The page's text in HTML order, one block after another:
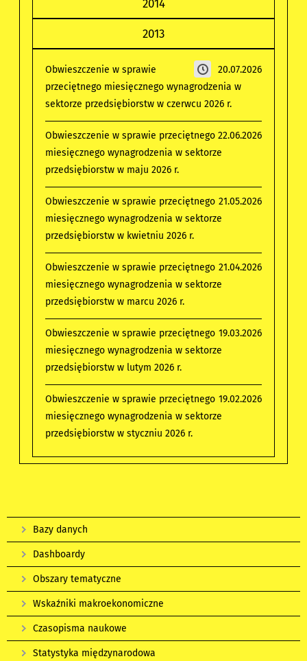
2014
2013
20.07.2026
Obwieszczenie w sprawie
przeciętnego miesięcznego wynagrodzenia w
sektorze przedsiębiorstw w czerwcu 2026 r.
22.06.2026
Obwieszczenie w sprawie przeciętnego
miesięcznego wynagrodzenia w sektorze
przedsiębiorstw w maju 2026 r.
21.05.2026
Obwieszczenie w sprawie przeciętnego
miesięcznego wynagrodzenia w sektorze
przedsiębiorstw w kwietniu 2026 r.
21.04.2026
Obwieszczenie w sprawie przeciętnego
miesięcznego wynagrodzenia w sektorze
przedsiębiorstw w marcu 2026 r.
19.03.2026
Obwieszczenie w sprawie przeciętnego
miesięcznego wynagrodzenia w sektorze
przedsiębiorstw w lutym 2026 r.
19.02.2026
Obwieszczenie w sprawie przeciętnego
miesięcznego wynagrodzenia w sektorze
przedsiębiorstw w styczniu 2026 r.
Bazy danych
Dashboardy
Obszary tematyczne
Wskaźniki makroekonomiczne
Czasopisma naukowe
Statystyka międzynarodowa